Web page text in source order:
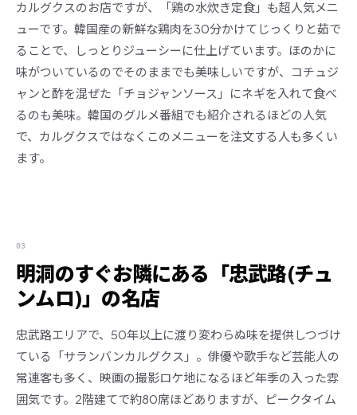
カルグクスのお店ですが、「鶏の水炊き定食」も超人気メニ
ューです。韓国産の新鮮な鶏肉を30分かけてじっくりと茹で
ることで、しっとりジューシーに仕上げています。ほのかに
味がついているのでそのままでも美味しいですが、コチュジ
ャンと酢を混ぜた「チョジャンソース」にネギを入れて食べ
るのも美味。韓国のグルメ番組でも紹介されるほどの人気
で、カルグクスではなくこのメニューを注文する人も多くい
ます。
03
明洞のすぐお隣にある「忠武路(チュ
ンムロ)」の名店
忠武路エリアで、50年以上に渡り変わらぬ味を提供しつづけ
ている「サランバンカルグクス」。俳優や歌手など芸能人の
常連客も多く、映画の撮影ロケ地になるほど年季の入った雰
囲気です。2階建てで約80席ほどありますが、ピークタイム